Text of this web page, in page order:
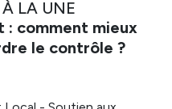
LA UNE
: comment mieux
le contrôle ?